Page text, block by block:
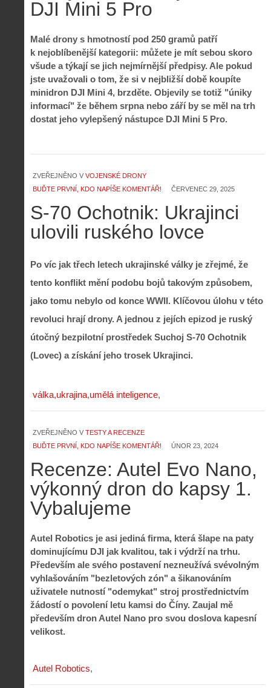
DJI Mini 5 Pro
Malé drony s hmotností pod 250 gramů patří
k nejoblíbenější kategorii: můžete je mít sebou skoro
všude a týkají se jich nejmírnější předpisy. Ale pokud
jste uvažovali o tom, že si v nejbližší době koupíte
minidron DJI Mini 4, brzděte. Objevily se totiž "úniky
informací" že během srpna nebo září by se měl na trh
dostat jeho vylepšený nástupce DJI Mini 5 Pro.
ZVEŘEJNĚNO V VOJENSKÉ DRONY
BUĎTE PRVNÍ, KDO NAPÍŠE KOMENTÁŘ!
ČERVENEC 29, 2025
S-70 Ochotnik: Ukrajinci
ulovili ruského lovce
Po víc jak třech letech ukrajinské války je zřejmé, že
tento konflikt mění podobu bojů takovým způsobem,
jako tomu nebylo od konce WWII. Klíčovou úlohu v této
revoluci hrají drony. A jednou z jejích epizod je ruský
útočný bezpilotní prostředek Suchoj S-70 Ochotnik
(Lovec) a získání jeho trosek Ukrajinci.
válka ukrajina umělá inteligence
ZVEŘEJNĚNO V TESTY A RECENZE
BUĎTE PRVNÍ, KDO NAPÍŠE KOMENTÁŘ!
ÚNOR 23, 2024
Recenze: Autel Evo Nano,
výkonný dron do kapsy 1.
Vybalujeme
Autel Robotics je asi jediná firma, která šlape na paty
dominujícímu DJI jak kvalitou, tak i výdrží na trhu.
Především ale svého postavení nezneužívá svévolným
vyhlašováním "bezletových zón" a šikanováním
uživatele nutností "odemykat" stroj prostřednictvím
žádostí o povolení letu kamsi do Číny. Zaujal mě
především dron Autel Nano pro svou doslova kapesní
velikost.
Autel Robotics